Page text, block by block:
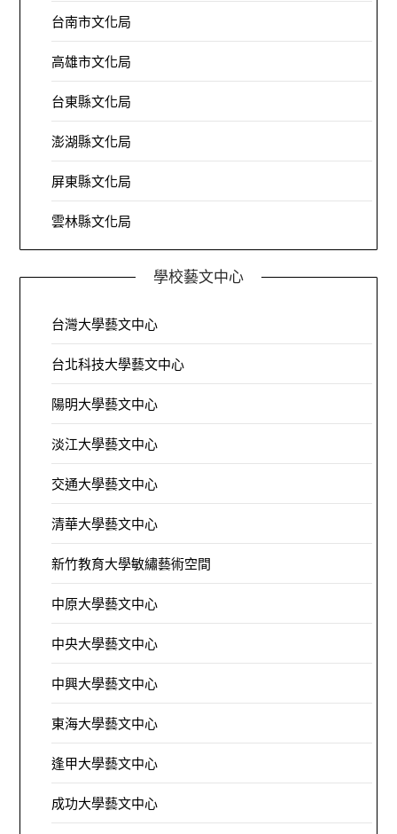
台南市文化局
高雄市文化局
台東縣文化局
澎湖縣文化局
屏東縣文化局
雲林縣文化局
學校藝文中心
台灣大學藝文中心
台北科技大學藝文中心
陽明大學藝文中心
淡江大學藝文中心
交通大學藝文中心
清華大學藝文中心
新竹教育大學敏繡藝術空間
中原大學藝文中心
中央大學藝文中心
中興大學藝文中心
東海大學藝文中心
逢甲大學藝文中心
成功大學藝文中心